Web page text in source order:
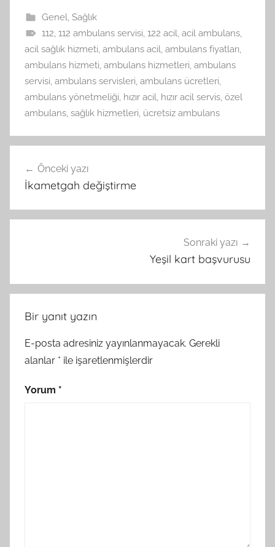
Genel, Sağlık
112, 112 ambulans servisi, 122 acil, acil ambulans,
acil sağlık hizmeti, ambulans acil, ambulans fiyatları,
ambulans hizmeti, ambulans hizmetleri, ambulans
servisi, ambulans servisleri, ambulans ücretleri,
ambulans yönetmeliği, hızır acil, hızır acil servis, özel
ambulans, sağlık hizmetleri, ücretsiz ambulans
gezinmesi
Önceki yazı
İkametgah değiştirme
Sonraki yazı
Yeşil kart başvurusu
Bir yanıt yazın
E-posta adresiniz yayınlanmayacak. Gerekli
alanlar * ile işaretlenmişlerdir
Yorum *